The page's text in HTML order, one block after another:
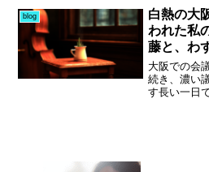
のスタート
頼りすぎず
こそが、本
もしれませ
知り合いの
でお邪魔す
たBBQでこ
てくれたお
の美味しさ
レ！あれは
ら、当然お
品。そんな
blog
白熱の大
われた私
藤と、わ
大阪での会
続き、濃い
す長い一日